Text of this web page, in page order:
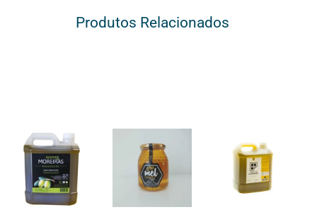
Produtos Relacionados